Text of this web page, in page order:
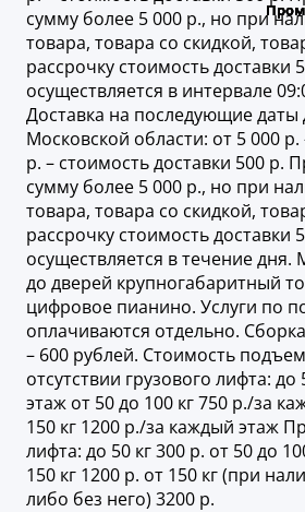
сумму более 5 000 р., но при
товара, товара со скидкой,
рассрочку стоимость доставки
осуществляется в интервале
Доставка на последующие даты
Московской области: от 5 000
р. – стоимость доставки 500 р.
сумму более 5 000 р., но при
товара, товара со скидкой,
рассрочку стоимость доставки
осуществляется в течение
до дверей крупногабаритный
цифровое пианино. Услуги по
оплачиваются отдельно.
– 600 рублей. Стоимость
отсутствии грузового лифта:
этаж от 50 до 100 кг 750 р./за
150 кг 1200 р./за каждый этаж
лифта: до 50 кг 300 р. от 50 до
150 кг 1200 р. от 150 кг (при
либо без него) 3200 р.